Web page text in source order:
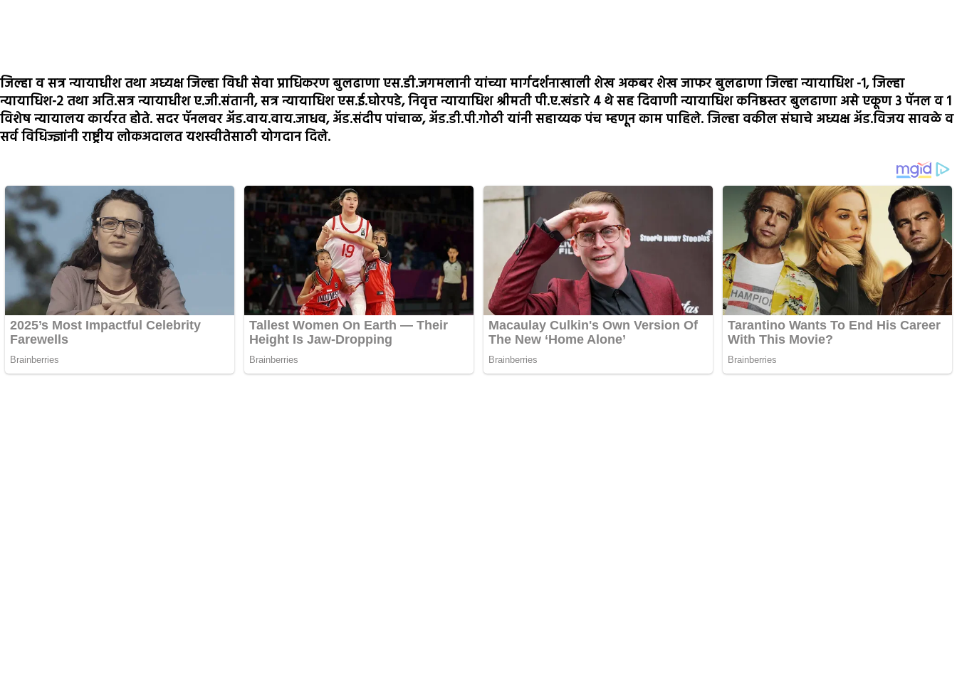
जिल्हा व सत्र न्यायाधीश तथा अध्यक्ष जिल्हा विधी सेवा प्राधिकरण बुलढाणा एस.डी.जगमलानी यांच्या मार्गदर्शनाखाली शेख अकबर शेख जाफर बुलढाणा जिल्हा न्यायाधिश -1, जिल्हा
न्यायाधिश-2 तथा अति.सत्र न्यायाधीश ए.जी.संतानी, सत्र न्यायाधिश एस.ई.घोरपडे, निवृत्त न्यायाधिश श्रीमती पी.ए.खंडारे 4 थे सह दिवाणी न्यायाधिश कनिष्ठस्तर बुलढाणा असे एकूण 3 पॅनल व 1
विशेष न्यायालय कार्यरत होते. सदर पॅनलवर अ‍ॅड.वाय.वाय.जाधव, अ‍ॅड.संदीप पांचाळ, अ‍ॅड.डी.पी.गोठी यांनी सहाय्यक पंच म्हणून काम पाहिले. जिल्हा वकील संघाचे अध्यक्ष अ‍ॅड.विजय सावळे व
सर्व विधिज्ज्ञांनी राष्ट्रीय लोकअदालत यशस्वीतेसाठी योगदान दिले.